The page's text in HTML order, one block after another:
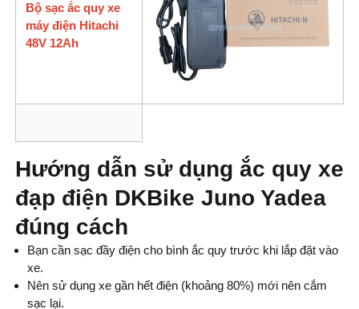
Bộ sạc ắc quy xe
máy điện Hitachi
48V 12Ah
Hướng dẫn sử dụng ắc quy xe
đạp điện DKBike Juno Yadea
đúng cách
Bạn cần sạc đầy điện cho bình ắc quy trước khi lắp đặt vào
xe.
Nên sử dụng xe gần hết điện (khoảng 80%) mới nên cắm
sạc lại.